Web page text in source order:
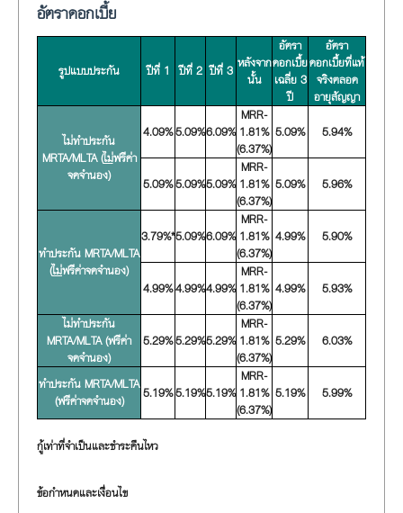
อัตราดอกเบี้ย
รูปแบบประกัน ปีที่ 1 ปีที่ 2 ปีที่ 3 หลังจาก
นั้น
อัตรา
ดอกเบี้ย
เฉลี่ย 3
ปี
อัตรา
ดอกเบี้ยที่แท้
จริงตลอด
อายุสัญญา
ไม่ทำประกัน
MRTA/MLTA (ไม่ฟรีค่า
จดจำนอง)
4.09%5.09%6.09%
MRR-
1.81%
(6.37%)
5.09% 5.94%
5.09%5.09%5.09%
MRR-
1.81%
(6.37%)
5.09% 5.96%
ทำประกัน MRTA/MLTA
(ไม่ฟรีค่าจดจำนอง)
3.79%*5.09%6.09%
MRR-
1.81%
(6.37%)
4.99% 5.90%
4.99%4.99%4.99%
MRR-
1.81%
(6.37%)
4.99% 5.93%
ไม่ทำประกัน
MRTA/MLTA (ฟรีค่า
จดจำนอง)
5.29%5.29%5.29%
MRR-
1.81%
(6.37%)
5.29% 6.03%
ทำประกัน MRTA/MLTA
(ฟรีค่าจดจำนอง)
5.19%5.19%5.19%
MRR-
1.81%
(6.37%)
5.19% 5.99%
กู้เท่าที่จำเป็นและชำระคืนไหว
ข้อกำหนดและเงื่อนไข